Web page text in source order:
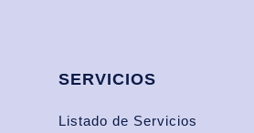
SERVICIOS
Listado de Servicios